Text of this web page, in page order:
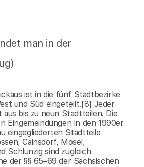
man in der
ist in die fünf Stadtbezirke
und Süd eingeteilt.[8] Jeder
bis zu neun Stadtteilen. Die
Eingemeindungen in den 1990er
eingegliederten Stadtteile
Cainsdorf, Mosel,
Schlunzig sind zugleich
der §§ 65–69 der Sächsischen